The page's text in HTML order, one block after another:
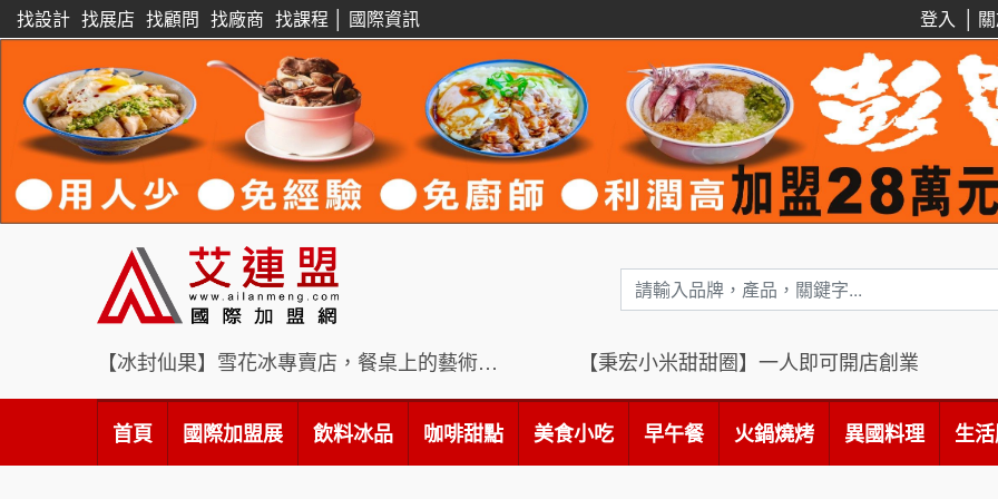
找設計 找展店 找顧問 找廠商 找課程 國際資訊 登入
【冰封仙果】雪花冰專賣店，餐桌上的藝術饗宴 【秉宏小米甜甜圈】一人即可開店創業
首頁 國際加盟展 飲料冰品 咖啡甜點 美食小吃 早午餐 火鍋燒烤 異國料理 生